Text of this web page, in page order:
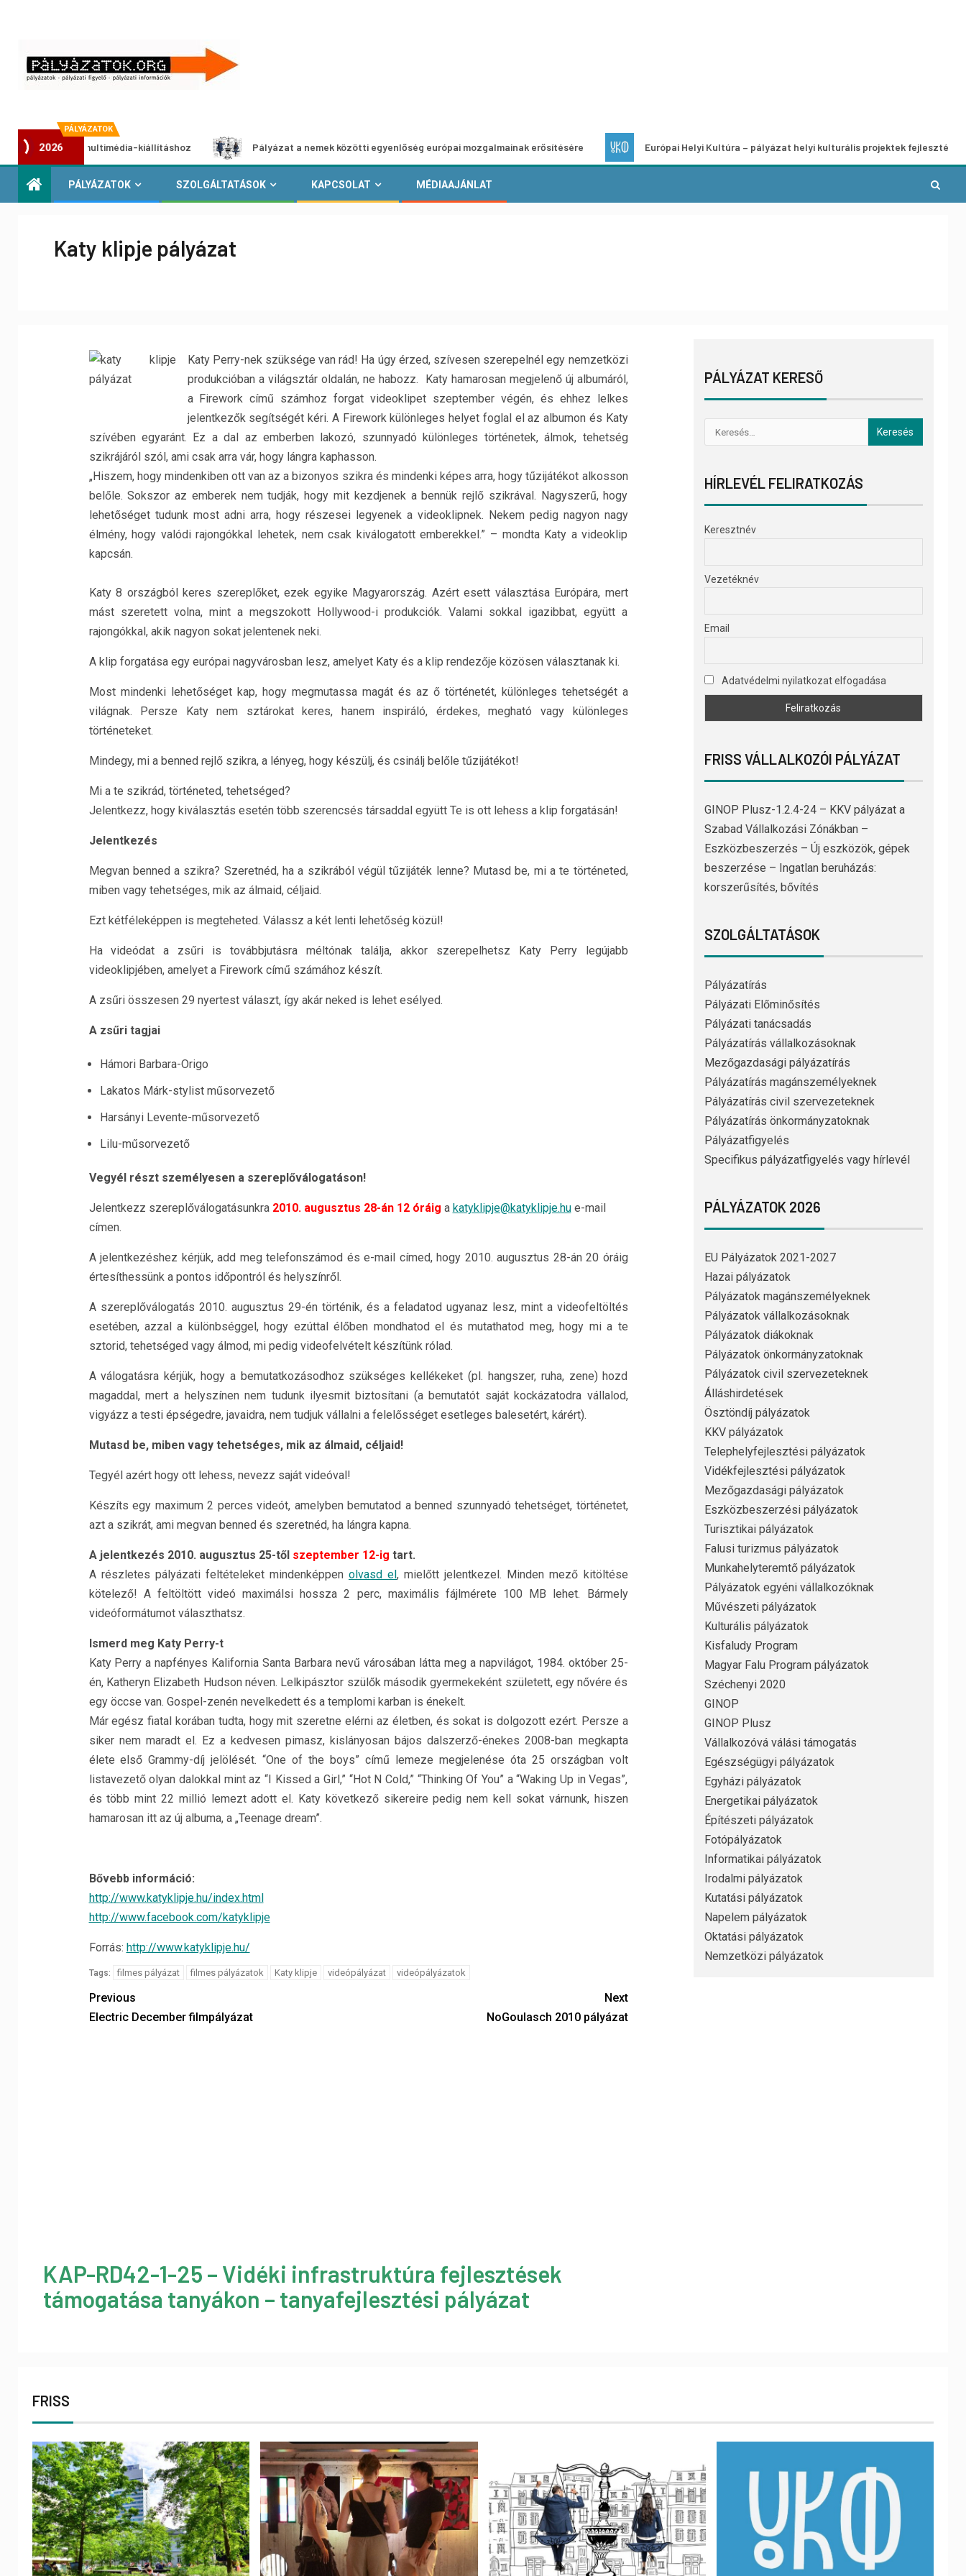
PÁLYÁZATOK
2026
multimédia-kiállításhoz Pályázat a nemek közötti egyenlőség európai mozgalmainak erősítésére Európai Helyi Kultúra – pályázat helyi kulturális projektek fejlesztésére
PÁLYÁZATOK SZOLGÁLTATÁSOK KAPCSOLAT MÉDIAAJÁNLAT
Katy klipje pályázat
Katy Perry-nek szüksége van rád! Ha úgy érzed, szívesen szerepelnél egy nemzetközi
produkcióban a világsztár oldalán, ne habozz. Katy hamarosan megjelenő új albumáról,
a Firework című számhoz forgat videoklipet szeptember végén, és ehhez lelkes
jelentkezők segítségét kéri. A Firework különleges helyet foglal el az albumon és Katy
szívében egyaránt. Ez a dal az emberben lakozó, szunnyadó különleges történetek, álmok, tehetség
szikrájáról szól, ami csak arra vár, hogy lángra kaphasson.
„Hiszem, hogy mindenkiben ott van az a bizonyos szikra és mindenki képes arra, hogy tűzijátékot alkosson
belőle. Sokszor az emberek nem tudják, hogy mit kezdjenek a bennük rejlő szikrával. Nagyszerű, hogy
lehetőséget tudunk most adni arra, hogy részesei legyenek a videoklipnek. Nekem pedig nagyon nagy
élmény, hogy valódi rajongókkal lehetek, nem csak kiválogatott emberekkel.” – mondta Katy a videoklip
kapcsán.
Katy 8 országból keres szereplőket, ezek egyike Magyarország. Azért esett választása Európára, mert
mást szeretett volna, mint a megszokott Hollywood-i produkciók. Valami sokkal igazibbat, együtt a
rajongókkal, akik nagyon sokat jelentenek neki.
A klip forgatása egy európai nagyvárosban lesz, amelyet Katy és a klip rendezője közösen választanak ki.
Most mindenki lehetőséget kap, hogy megmutassa magát és az ő történetét, különleges tehetségét a
világnak. Persze Katy nem sztárokat keres, hanem inspiráló, érdekes, megható vagy különleges
történeteket.
Mindegy, mi a benned rejlő szikra, a lényeg, hogy készülj, és csinálj belőle tűzijátékot!
Mi a te szikrád, történeted, tehetséged?
Jelentkezz, hogy kiválasztás esetén több szerencsés társaddal együtt Te is ott lehess a klip forgatásán!
Jelentkezés
Megvan benned a szikra? Szeretnéd, ha a szikrából végül tűzijáték lenne? Mutasd be, mi a te történeted,
miben vagy tehetséges, mik az álmaid, céljaid.
Ezt kétféleképpen is megteheted. Válassz a két lenti lehetőség közül!
Ha videódat a zsűri is továbbjutásra méltónak találja, akkor szerepelhetsz Katy Perry legújabb
videoklipjében, amelyet a Firework című számához készít.
A zsűri összesen 29 nyertest választ, így akár neked is lehet esélyed.
A zsűri tagjai
Hámori Barbara-Origo
Lakatos Márk-stylist műsorvezető
Harsányi Levente-műsorvezető
Lilu-műsorvezető
Vegyél részt személyesen a szereplőválogatáson!
Jelentkezz szereplőválogatásunkra 2010. augusztus 28-án 12 óráig a katyklipje@katyklipje.hue-mail
címen.
A jelentkezéshez kérjük, add meg telefonszámod és e-mail címed, hogy 2010. augusztus 28-án 20 óráig
értesíthessünk a pontos időpontról és helyszínről.
A szereplőválogatás 2010. augusztus 29-én történik, és a feladatod ugyanaz lesz, mint a videofeltöltés
esetében, azzal a különbséggel, hogy ezúttal élőben mondhatod el és mutathatod meg, hogy mi a te
sztorid, tehetséged vagy álmod, mi pedig videofelvételt készítünk rólad.
A válogatásra kérjük, hogy a bemutatkozásodhoz szükséges kellékeket (pl. hangszer, ruha, zene) hozd
magaddal, mert a helyszínen nem tudunk ilyesmit biztosítani (a bemutatót saját kockázatodra vállalod,
vigyázz a testi épségedre, javaidra, nem tudjuk vállalni a felelősséget esetleges balesetért, kárért).
Mutasd be, miben vagy tehetséges, mik az álmaid, céljaid!
Tegyél azért hogy ott lehess, nevezz saját videóval!
Készíts egy maximum 2 perces videót, amelyben bemutatod a benned szunnyadó tehetséget, történetet,
azt a szikrát, ami megvan benned és szeretnéd, ha lángra kapna.
A jelentkezés 2010. augusztus 25-től szeptember 12-ig tart.
A részletes pályázati feltételeket mindenképpen olvasd el, mielőtt jelentkezel. Minden mező kitöltése
kötelező! A feltöltött videó maximálsi hossza 2 perc, maximális fájlmérete 100 MB lehet. Bármely
videóformátumot választhatsz.
Ismerd meg Katy Perry-t
Katy Perry a napfényes Kalifornia Santa Barbara nevű városában látta meg a napvilágot, 1984. október 25-
én, Katheryn Elizabeth Hudson néven. Lelkipásztor szülők második gyermekeként született, egy nővére és
egy öccse van. Gospel-zenén nevelkedett és a templomi karban is énekelt.
Már egész fiatal korában tudta, hogy mit szeretne elérni az életben, és sokat is dolgozott ezért. Persze a
siker nem maradt el. Ez a kedvesen pimasz, kislányosan bájos dalszerző-énekes 2008-ban megkapta
élete első Grammy-díj jelölését. “One of the boys” című lemeze megjelenése óta 25 országban volt
listavezető olyan dalokkal mint az “I Kissed a Girl,” “Hot N Cold,” “Thinking Of You” a “Waking Up in Vegas”,
és több mint 22 millió lemezt adott el. Katy következő sikereire pedig nem kell sokat várnunk, hiszen
hamarosan itt az új albuma, a „Teenage dream”.
Bővebb információ:
http://www.katyklipje.hu/index.html
http://www.facebook.com/katyklipje
Forrás: http://www.katyklipje.hu/
Tags: filmes pályázat filmes pályázatok Katy klipje videópályázat videópályázatok
Previous
Electric December filmpályázat
Next
NoGoulasch 2010 pályázat
KAP-RD42-1-25 – Vidéki infrastruktúra fejlesztések
támogatása tanyákon – tanyafejlesztési pályázat
PÁLYÁZAT KERESŐ
HÍRLEVÉL FELIRATKOZÁS
Keresztnév
Vezetéknév
Email
Adatvédelmi nyilatkozat elfogadása
FRISS VÁLLALKOZÓI PÁLYÁZAT
GINOP Plusz-1.2.4-24 – KKV pályázat a
Szabad Vállalkozási Zónákban –
Eszközbeszerzés – Új eszközök, gépek
beszerzése – Ingatlan beruházás:
korszerűsítés, bővítés
SZOLGÁLTATÁSOK
Pályázatírás
Pályázati Előminősítés
Pályázati tanácsadás
Pályázatírás vállalkozásoknak
Mezőgazdasági pályázatírás
Pályázatírás magánszemélyeknek
Pályázatírás civil szervezeteknek
Pályázatírás önkormányzatoknak
Pályázatfigyelés
Specifikus pályázatfigyelés vagy hírlevél
PÁLYÁZATOK 2026
EU Pályázatok 2021-2027
Hazai pályázatok
Pályázatok magánszemélyeknek
Pályázatok vállalkozásoknak
Pályázatok diákoknak
Pályázatok önkormányzatoknak
Pályázatok civil szervezeteknek
Álláshirdetések
Ösztöndíj pályázatok
KKV pályázatok
Telephelyfejlesztési pályázatok
Vidékfejlesztési pályázatok
Mezőgazdasági pályázatok
Eszközbeszerzési pályázatok
Turisztikai pályázatok
Falusi turizmus pályázatok
Munkahelyteremtő pályázatok
Pályázatok egyéni vállalkozóknak
Művészeti pályázatok
Kulturális pályázatok
Kisfaludy Program
Magyar Falu Program pályázatok
Széchenyi 2020
GINOP
GINOP Plusz
Vállalkozóvá válási támogatás
Egészségügyi pályázatok
Egyházi pályázatok
Energetikai pályázatok
Építészeti pályázatok
Fotópályázatok
Informatikai pályázatok
Irodalmi pályázatok
Kutatási pályázatok
Napelem pályázatok
Oktatási pályázatok
Nemzetközi pályázatok
FRISS